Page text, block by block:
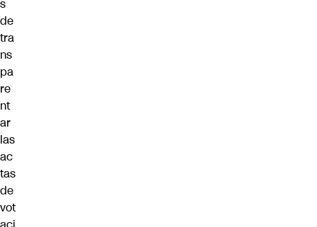
s
de
tra
ns
pa
re
nt
ar
las
ac
tas
de
vot